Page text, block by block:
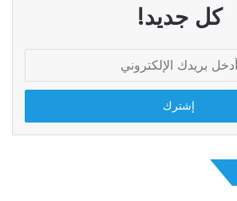
كل جديد!